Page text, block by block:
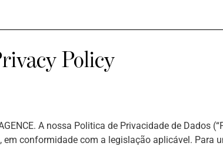
Policy
A nossa Politica de Privacidade de Dados
em conformidade com a legislação aplicável. Para